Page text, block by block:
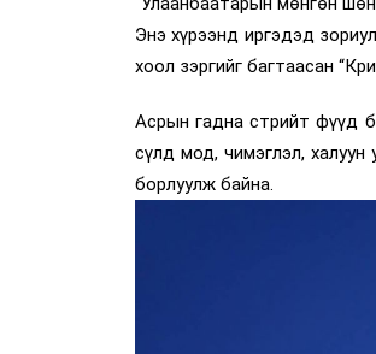
Энэ хүрээнд иргэдэд
хоол зэргийг багтаасан
Асрын гадна стрийт фүүд
сүлд мод, чимэглэл, халуун
борлуулж байна.